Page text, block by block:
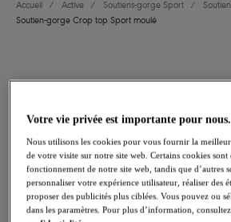
Langue
Accueil / Active / Soutiens-gorge Sport /
Soutien-gorge Crop top Sport moulé
Partager
Votre vie privée est importante pour nous.
Nous utilisons les cookies pour vous fournir la
de votre visite sur notre site web. Certains cookies sont
fonctionnement de notre site web, tandis que d’autres
personnaliser votre expérience utilisateur, réaliser des
proposer des publicités plus ciblées. Vous pouvez ou
dans les paramètres. Pour plus d’information,